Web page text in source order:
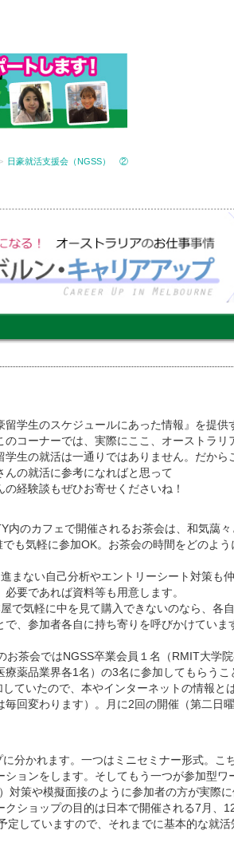
日豪就活支援会（NGSS） ②
留学生のスケジュールにあった情報』を提供
コーナーでは、実際にここ、オーストラリ
生の就活は一通りではありません。だから
の就活に参考になればと思って
経験談もぜひお寄せくださいね！
内のカフェで開催されるお茶会は、和気藹
も気軽に参加OK。お茶会の時間をどのよ
まない自己分析やエントリーシート対策も
要であれば資料等も用意します。
で気軽に中を見て購入できないのなら、各
、参加者各自に持ち寄りを呼びかけていま
茶会ではNGSS卒業会員１名（RMIT大学
薬品業界各1名）の3名に参加してもらうこ
ていたので、本やインターネットの情報と
回変わります）。月に2回の開催（第二日
分かれます。一つはミニセミナー形式。こ
ョンをします。そしてもう一つが参加型ワ
対策や模擬面接のように参加者の方が実際
ショップの目的は日本で開催される7月、
していますので、それまでに基本的な就